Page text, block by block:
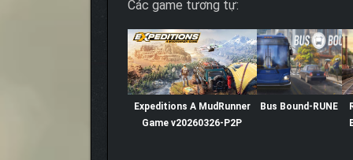
Các game tương tự:
Expeditions A MudRunner
Game v20260326-P2P
Bus Bound-RUNE